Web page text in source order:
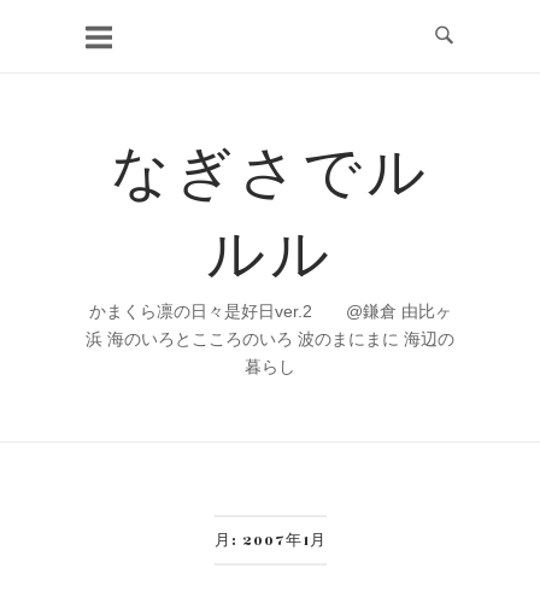
なぎさでル
ルル
かまくら凛の日々是好日ver.2 @鎌倉 由比ヶ
浜 海のいろとこころのいろ 波のまにまに 海辺の
暮らし
月: 2007年1月